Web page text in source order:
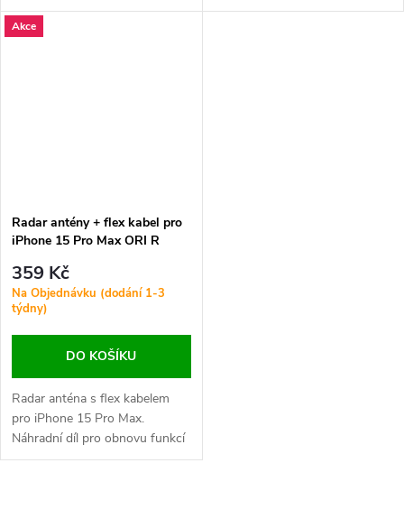
nabíjení a datového přenosu.
Vhodný při mechanickém
nabíjení a datového přenosu.
Akce
Radar antény + flex kabel pro
iPhone 15 Pro Max ORI R
359 Kč
Na Objednávku (dodání 1-3
týdny)
DO KOŠÍKU
Radar anténa s flex kabelem
pro iPhone 15 Pro Max.
Náhradní díl pro obnovu funkcí
souvisejících s přesnou